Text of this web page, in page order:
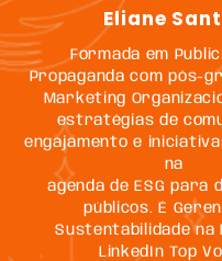
Eliane
Formada em
Propaganda com pós-
Marketing
estratégias de
engajamento e
na
agenda de ESG para
públicos. É
Sustentabilidade na
LinkedIn Top